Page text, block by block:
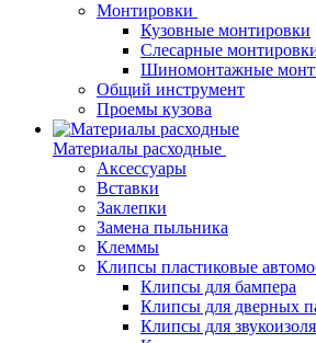
Монтировки
Кузовные монтировки
Слесарные
Шиномонтажные
Общий инструмент
Проемы кузова
Материалы расходные
Аксессуары
Вставки
Заклепки
Замена пыльника
Клеммы
Клипсы пластиковые
Клипсы для бампера
Клипсы для дверных
Клипсы для